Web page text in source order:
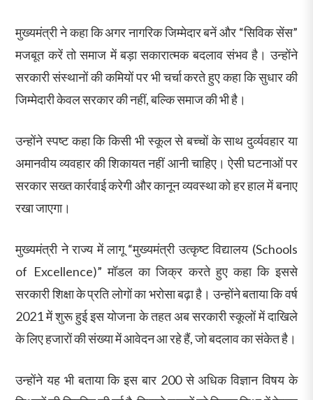
मुख्यमंत्री ने कहा कि अगर नागरिक जिम्मेदार बनें और “सिविक सेंस”
मजबूत करें तो समाज में बड़ा सकारात्मक बदलाव संभव है। उन्होंने
सरकारी संस्थानों की कमियों पर भी चर्चा करते हुए कहा कि सुधार की
जिम्मेदारी केवल सरकार की नहीं, बल्कि समाज की भी है।
उन्होंने स्पष्ट कहा कि किसी भी स्कूल से बच्चों के साथ दुर्व्यवहार या
अमानवीय व्यवहार की शिकायत नहीं आनी चाहिए। ऐसी घटनाओं पर
सरकार सख्त कार्रवाई करेगी और कानून व्यवस्था को हर हाल में बनाए
रखा जाएगा।
मुख्यमंत्री ने राज्य में लागू “मुख्यमंत्री उत्कृष्ट विद्यालय (Schools
of Excellence)” मॉडल का जिक्र करते हुए कहा कि इससे
सरकारी शिक्षा के प्रति लोगों का भरोसा बढ़ा है। उन्होंने बताया कि वर्ष
2021 में शुरू हुई इस योजना के तहत अब सरकारी स्कूलों में दाखिले
के लिए हजारों की संख्या में आवेदन आ रहे हैं, जो बदलाव का संकेत है।
उन्होंने यह भी बताया कि इस बार 200 से अधिक विज्ञान विषय के